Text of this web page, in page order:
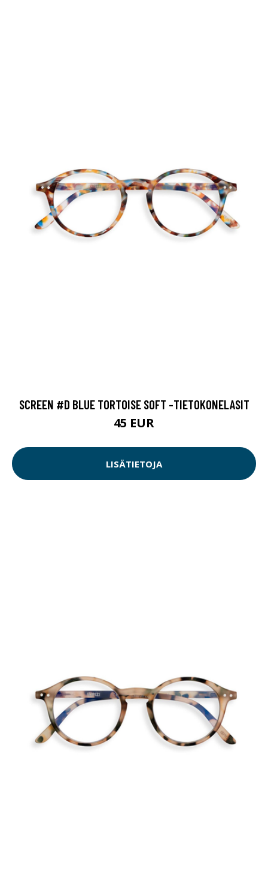
SCREEN #D BLUE TORTOISE SOFT -TIETOKONELASIT
45 EUR
LISÄTIETOJA